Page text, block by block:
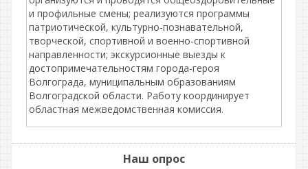
и профильные смены; реализуются программы
патриотической, культурно-познавательной,
творческой, спортивной и военно-спортивной
направленности; экскурсионные выезды к
достопримечательностям города-героя
Волгограда, муниципальным образованиям
Волгоградской области. Работу координирует
областная межведомственная комиссия.
Наш опрос